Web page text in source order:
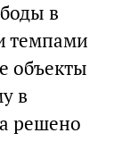
в
темпами
объекты
в
решено